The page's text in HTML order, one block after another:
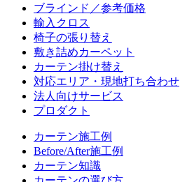
ブラインド／参考価格
輸入クロス
椅子の張り替え
敷き詰めカーペット
カーテン掛け替え
対応エリア・現地打ち合わせ
法人向けサービス
プロダクト
カーテン施工例
Before/After施工例
カーテン知識